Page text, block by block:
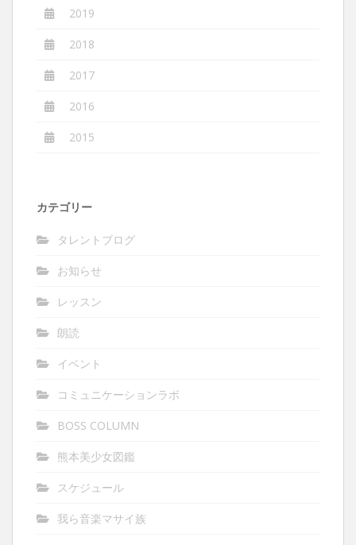
2019
2018
2017
2016
2015
カテゴリー
タレントブログ
お知らせ
レッスン
朗読
イベント
コミュニケーションラボ
BOSS COLUMN
熊本美少女図鑑
スケジュール
我ら音楽マサイ族